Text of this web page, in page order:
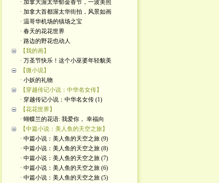
· 加拿大渥太华郁金香节，一波美照
· 加拿大首都渥太华街拍，风景如画
· 温哥华机场的镇场之宝
· 春天的花花世界
· 路边的野花也动人
【我的画】
· 万圣节快乐！这个小巫婆年轻貌美
【微小说】
· 小妖的礼物
【穿越传记小说：中华名女传】
· 穿越传记小说：中华名女传 (1)
【花花世界】
· 蝴蝶兰的花语: 我爱你， 幸福向
【中篇小说：美人鱼的天空之旅】
· 中篇小说：美人鱼的天空之旅 (9)
· 中篇小说：美人鱼的天空之旅 (8)
· 中篇小说：美人鱼的天空之旅 (7)
· 中篇小说：美人鱼的天空之旅 (6)
· 中篇小说：美人鱼的天空之旅 (5)